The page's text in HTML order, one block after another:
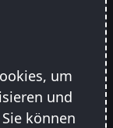
Wie
gilt dieum
und
können